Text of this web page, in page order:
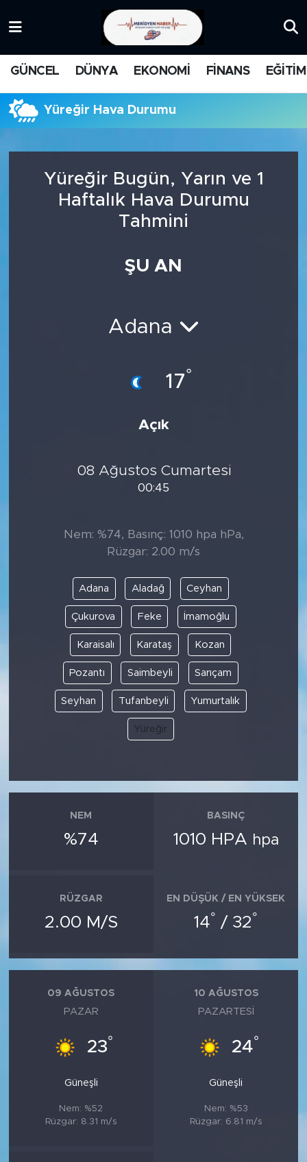
GÜNCEL DÜNYA EKONOMİ FİNANS EĞİTİM
Yüreğir Hava Durumu
Yüreğir Bugün, Yarın ve 1
Haftalık Hava Durumu
Tahmini
ŞU AN
Adana
17°
Açık
08 Ağustos Cumartesi
00:45
Nem: %74, Basınç: 1010 hpa hPa,
Rüzgar: 2.00 m/s
Adana Aladağ Ceyhan
Çukurova Feke İmamoğlu
Karaisalı Karataş Kozan
Pozantı Saimbeyli Sarıçam
Seyhan Tufanbeyli Yumurtalık
Yüreğir
NEM
%74
BASINÇ
1010 HPA hpa
RÜZGAR
2.00 M/S
EN DÜŞÜK / EN YÜKSEK
14° / 32°
09 AĞUSTOS
PAZAR
23°
Güneşli
Nem: %52
Rüzgar: 8.31 m/s
10 AĞUSTOS
PAZARTESI
24°
Güneşli
Nem: %53
Rüzgar: 6.81 m/s
FİNANS
BİLİM-TEKNOLOJİ
DİNİ
POLİTİKA
EKONOMİ
KÜLTÜR SANAT
YAŞAM
KADIN
SİYASET
MEDYA KÖŞESİ
FOTO GALERİ
VİDEOLAR
Süper Lig Puan Durumu ve Fikstür
Tüm Manşetler
Son Dakika Haberleri